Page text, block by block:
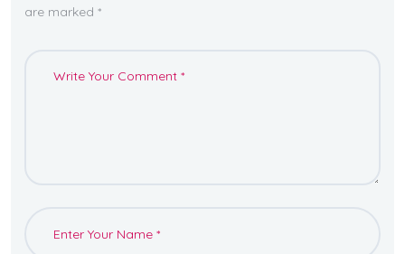
are marked *